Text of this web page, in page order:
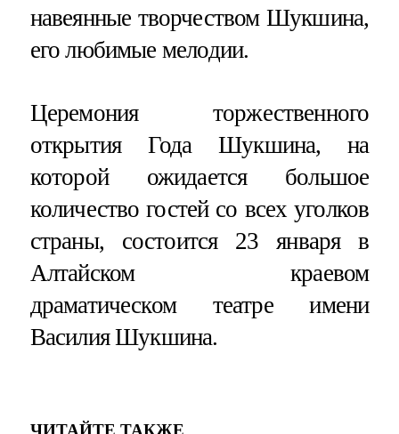
навеянные творчеством Шукшина,
его любимые мелодии.
Церемония торжественного
открытия Года Шукшина, на
которой ожидается большое
количество гостей со всех уголков
страны, состоится 23 января в
Алтайском краевом
драматическом театре имени
Василия Шукшина.
ЧИТАЙТЕ ТАКЖЕ